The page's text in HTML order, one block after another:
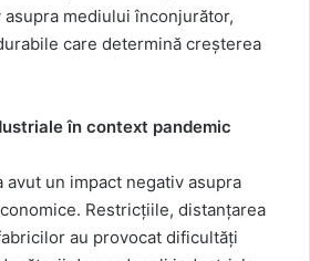
mediului înconjurător,
care determină creșterea
în context pandemic
avut un impact negativ asupra
Restricțiile, distanțarea
au provocat dificultăți